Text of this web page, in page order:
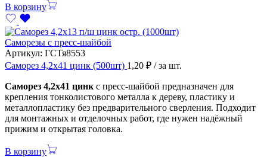
В корзину
Саморезы с пресс-шайбой
Артикул: ГСТя8553
Саморез 4,2х41 цинк (500шт) 1,20 ₽ / за шт.
Саморез 4,2х41 цинк с пресс-шайбой предназначен для
крепления тонколистового металла к дереву, пластику и
металлопластику без предварительного сверления. Подходит
для монтажных и отделочных работ, где нужен надёжный
прижим и открытая головка.
В корзину